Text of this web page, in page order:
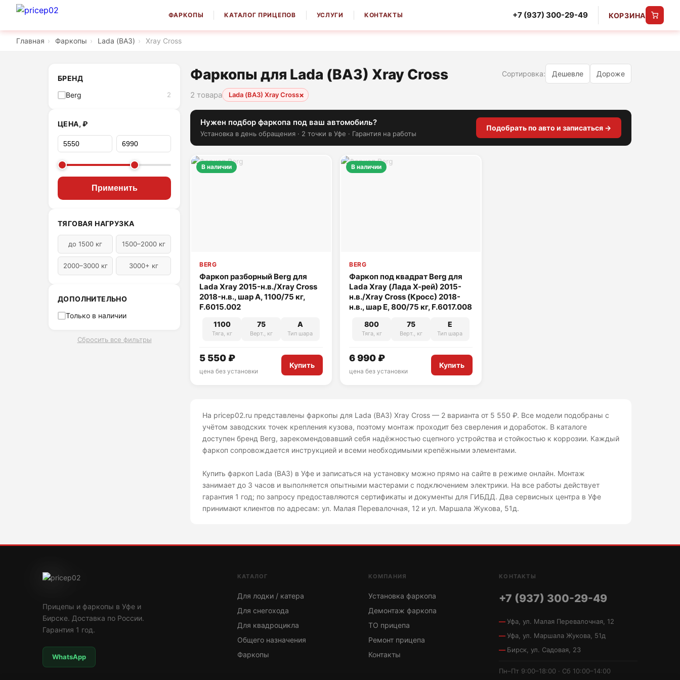
ФАРКОПЫ КАТАЛОГ ПРИЦЕПОВ УСЛУГИ КОНТАКТЫ +7 (937) 300-29-49 КОРЗИНА
Главная › Фаркопы › Lada (ВАЗ) › Xray Cross
БРЕНД
Berg
2
ЦЕНА, ₽
Применить
ТЯГОВАЯ НАГРУЗКА
до 1500 кг 1500–2000 кг
2000–3000 кг 3000+ кг
ДОПОЛНИТЕЛЬНО
Только в наличии
Сбросить все фильтры
Фаркопы для Lada (ВАЗ) Xray Cross
2 товара Lada (ВАЗ) Xray Cross×
Сортировка: Дешевле Дороже
Нужен подбор фаркопа под ваш автомобиль?
Установка в день обращения · 2 точки в Уфе · Гарантия на работы
Подобрать по авто и записаться →
В наличии
BERG
Фаркоп разборный Berg для
Lada Xray 2015-н.в./Xray Cross
2018-н.в., шар A, 1100/75 кг,
F.6015.002
1100
Тяга, кг
75
Верт., кг
A
Тип шара
5 550 ₽
цена без установки
Купить
В наличии
BERG
Фаркоп под квадрат Berg для
Lada Xray (Лада Х-рей) 2015-
н.в./Xray Cross (Кросс) 2018-
н.в., шар E, 800/75 кг, F.6017.008
800
Тяга, кг
75
Верт., кг
E
Тип шара
6 990 ₽
цена без установки
Купить
На pricep02.ru представлены фаркопы для Lada (ВАЗ) Xray Cross — 2 варианта от 5 550 ₽. Все модели подобраны с
учётом заводских точек крепления кузова, поэтому монтаж проходит без сверления и доработок. В каталоге
доступен бренд Berg, зарекомендовавший себя надёжностью сцепного устройства и стойкостью к коррозии. Каждый
фаркоп сопровождается инструкцией и всеми необходимыми крепёжными элементами.
Купить фаркоп Lada (ВАЗ) в Уфе и записаться на установку можно прямо на сайте в режиме онлайн. Монтаж
занимает до 3 часов и выполняется опытными мастерами с подключением электрики. На все работы действует
гарантия 1 год; по запросу предоставляются сертификаты и документы для ГИБДД. Два сервисных центра в Уфе
принимают клиентов по адресам: ул. Малая Перевалочная, 12 и ул. Маршала Жукова, 51д.
Прицепы и фаркопы в Уфе и
Бирске. Доставка по России.
Гарантия 1 год.
WhatsApp
КАТАЛОГ
Для лодки / катера
Для снегохода
Для квадроцикла
Общего назначения
Фаркопы
КОМПАНИЯ
Установка фаркопа
Демонтаж фаркопа
ТО прицепа
Ремонт прицепа
Контакты
КОНТАКТЫ
+7 (937) 300-29-49
Уфа, ул. Малая Перевалочная, 12
Уфа, ул. Маршала Жукова, 51д
Бирск, ул. Садовая, 23
Пн–Пт 9:00–18:00 · Сб 10:00–14:00